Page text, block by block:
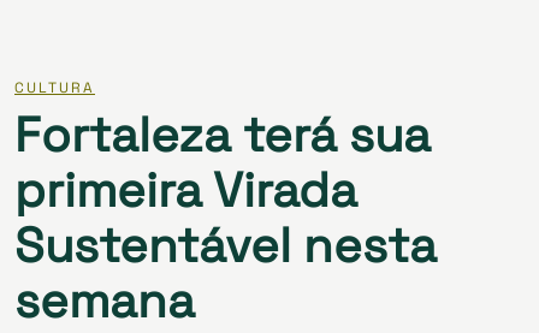
CULTURA
Fortaleza terá sua
primeira Virada
Sustentável nesta
semana